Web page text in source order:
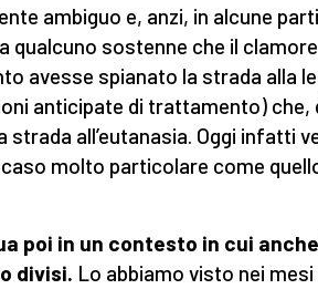
ambiguo e, anzi, in alcune
qualcuno sostenne che il
avesse spianato la strada alla
anticipate di trattamento) che,
strada all’eutanasia. Oggi infatti
molto particolare come
poi in un contesto in cui
divisi. Lo abbiamo visto nei